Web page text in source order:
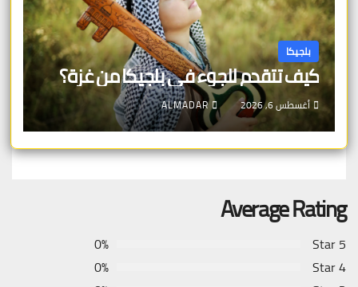
بلجيكا
كيف تتقدم للجوء في بلجيكا من غزة؟
أغسطس 6, 2026 ALMADAR
Average Rating
5 Star
0%
4 Star
0%